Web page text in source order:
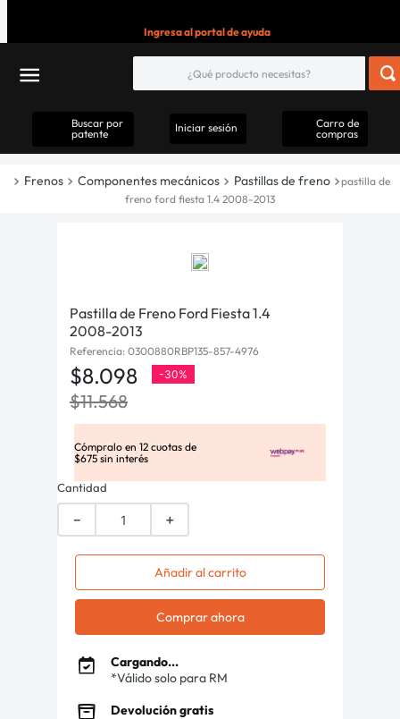
Ingresa al portal de ayuda
Buscar por
patente
Iniciar sesión
Carro de
compras
Frenos Componentes mecánicos Pastillas de freno
pastilla de
freno ford fiesta 1.4 2008-2013
Pastilla de Freno Ford Fiesta 1.4
2008-2013
Referencia: 0300880RBP135-857-4976
$8.098 -30%
$11.568
Cómpralo en 12 cuotas de
$675 sin interés
Cantidad
＋
－
Añadir al carrito
Comprar ahora
Cargando...
*Válido solo para RM
Devolución gratis